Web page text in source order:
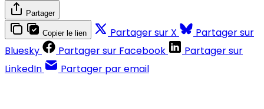
Partager
Copier le lien Partager sur X
Partager sur
Bluesky
Partager sur Facebook
Partager sur
LinkedIn
Partager par email